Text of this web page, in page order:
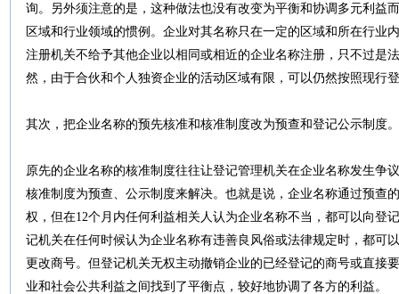
询。另外须注意的是，这种做法也没有改变为平衡和协调多元利益
区域和行业领域的惯例。企业对其名称只在一定的区域和所在行业
注册机关不给予其他企业以相同或相近的企业名称注册，只不过是
然，由于合伙和个人独资企业的活动区域有限，可以仍然按照现行
其次，把企业名称的预先核准和核准制度改为预查和登记公示制度。
原先的企业名称的核准制度往往让登记管理机关在企业名称发生争
核准制度为预查、公示制度来解决。也就是说，企业名称通过预查
权，但在12个月内任何利益相关人认为企业名称不当，都可以向登
记机关在任何时候认为企业名称有违善良风俗或法律规定时，都可
更改商号。但登记机关无权主动撤销企业的已经登记的商号或直接
业和社会公共利益之间找到了平衡点，较好地协调了各方的利益。